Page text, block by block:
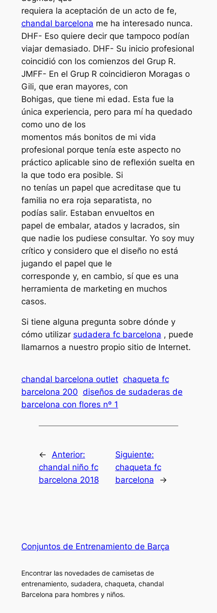
requiera la aceptación de un acto de fe,
chandal barcelona me ha interesado nunca.
DHF- Eso quiere decir que tampoco podían
viajar demasiado. DHF- Su inicio profesional
coincidió con los comienzos del Grup R.
JMFF- En el Grup R coincidieron Moragas o
Gili, que eran mayores, con
Bohigas, que tiene mi edad. Esta fue la
única experiencia, pero para mí ha quedado
como uno de los
momentos más bonitos de mi vida
profesional porque tenía este aspecto no
práctico aplicable sino de reflexión suelta en
la que todo era posible. Si
no tenías un papel que acreditase que tu
familia no era roja separatista, no
podías salir. Estaban envueltos en
papel de embalar, atados y lacrados, sin
que nadie los pudiese consultar. Yo soy muy
crítico y considero que el diseño no está
jugando el papel que le
corresponde y, en cambio, sí que es una
herramienta de marketing en muchos
casos.
Si tiene alguna pregunta sobre dónde y
cómo utilizar sudadera fc barcelona , puede
llamarnos a nuestro propio sitio de Internet.
chandal barcelona outlet chaqueta fc
barcelona 200 diseños de sudaderas de
barcelona con flores nº 1
← Anterior:
chandal niño fc
barcelona 2018
Siguiente:
chaqueta fc
barcelona
→
Conjuntos de Entrenamiento de Barça
Encontrar las novedades de camisetas de
entrenamiento, sudadera, chaqueta, chandal
Barcelona para hombres y niños.